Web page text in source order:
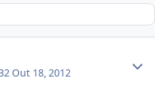
Out 18, 2012